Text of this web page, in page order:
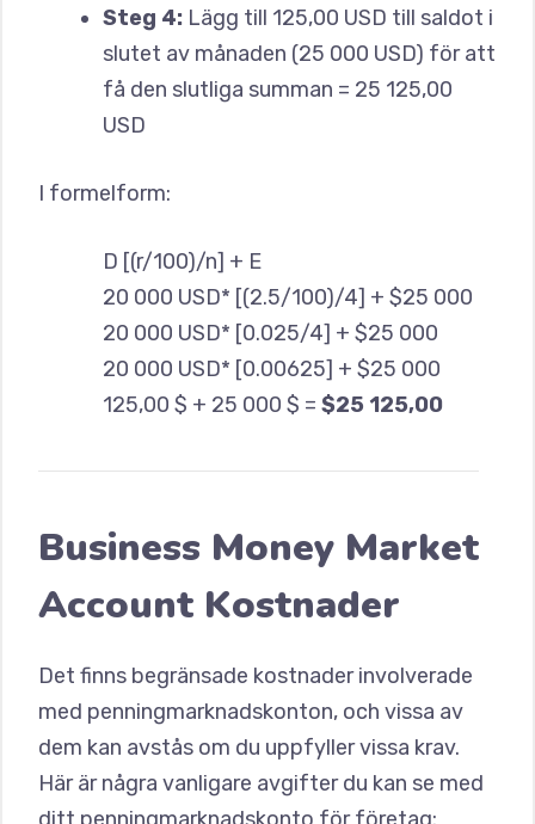
Steg 4: Lägg till 125,00 USD till saldot i
slutet av månaden (25 000 USD) för att
få den slutliga summan = 25 125,00
USD
I formelform:
D [(r/100)/n] + E
20 000 USD* [(2.5/100)/4] + $25 000
20 000 USD* [0.025/4] + $25 000
20 000 USD* [0.00625] + $25 000
125,00 $ + 25 000 $ = $25 125,00
Business Money Market
Account Kostnader
Det finns begränsade kostnader involverade
med penningmarknadskonton, och vissa av
dem kan avstås om du uppfyller vissa krav.
Här är några vanligare avgifter du kan se med